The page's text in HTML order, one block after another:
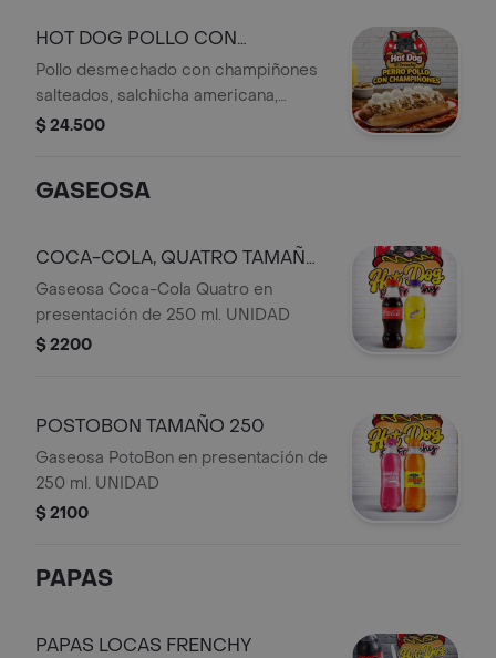
sobre pan fresco. El equilibrio
HOT DOG POLLO CON
CHAMPIÑONES
Pollo desmechado con champiñones
salteados, salchicha americana,
huevos de codorniz y cremosa salsa
recién calentado. ¡Cremoso, crocante
$ 24.500
GASEOSA
COCA-COLA, QUATRO TAMAÑO
250
Gaseosa Coca-Cola Quatro en
presentación de 250 ml. UNIDAD
$ 2200
POSTOBON TAMAÑO 250
Gaseosa PotoBon en presentación de
250 ml. UNIDAD
$ 2100
PAPAS
PAPAS LOCAS FRENCHY